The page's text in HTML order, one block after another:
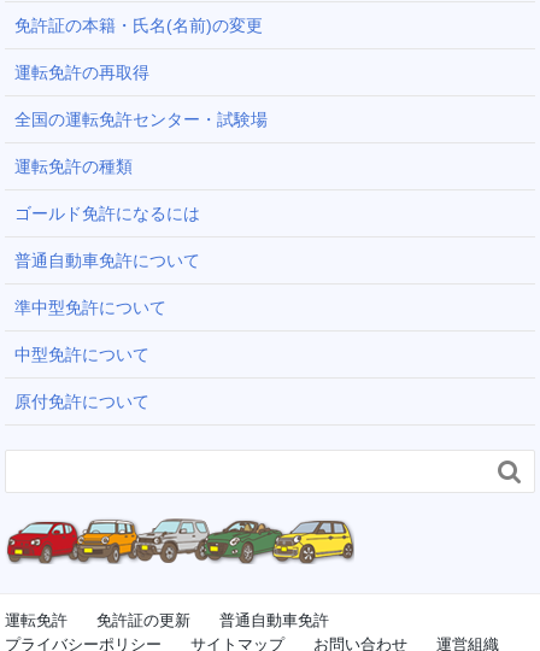
免許証の本籍・氏名(名前)の変更
運転免許の再取得
全国の運転免許センター・試験場
運転免許の種類
ゴールド免許になるには
普通自動車免許について
準中型免許について
中型免許について
原付免許について

運転免許 免許証の更新
普通自動車免許
プライバシーポリシー
サイトマップ お問い合わせ 運営組織